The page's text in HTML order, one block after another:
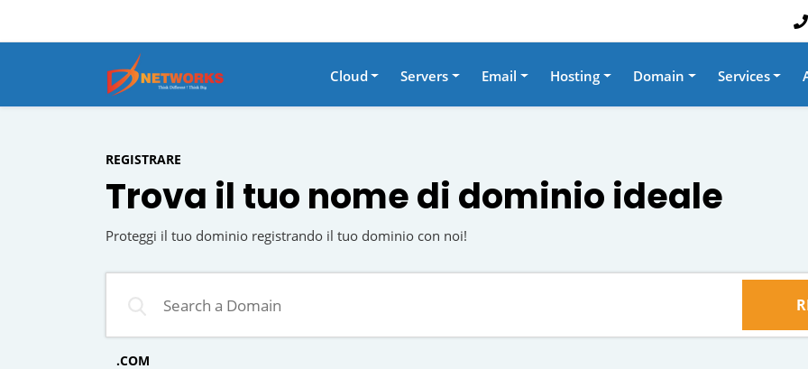
Cloud Servers Email Hosting Domain Services
REGISTRARE
Trova il tuo nome di dominio ideale
Proteggi il tuo dominio registrando il tuo dominio con noi!
.COM